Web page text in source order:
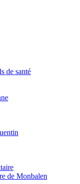
de santé
de Monbalen